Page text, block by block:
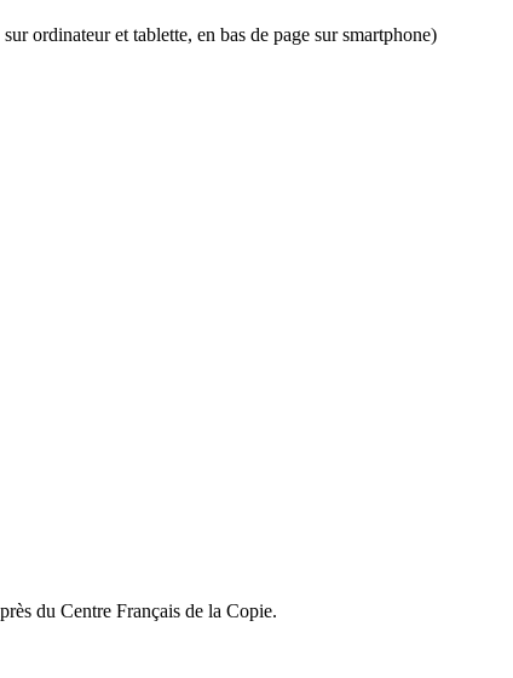
ordinateur et tablette, en bas de page sur smartphone)
du Centre Français de la Copie.